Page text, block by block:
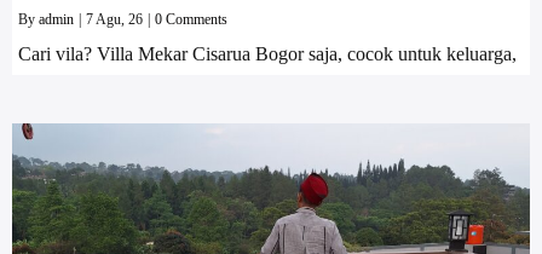
By admin 7Agu, 26 0 Comments
Cari vila? Villa Mekar Cisarua Bogor saja, cocok untuk keluarga,